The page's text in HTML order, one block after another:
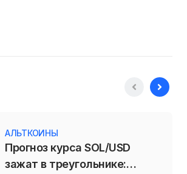
АЛЬТКОИНЫ
Прогноз курса SOL/USD
зажат в треугольнике: